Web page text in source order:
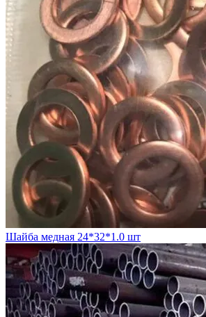
Шайба медная 24*32*1.0 шт